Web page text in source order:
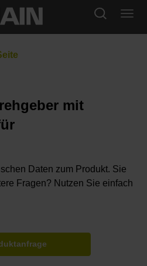
mit
Daten zum Produkt. Sie
Fragen? Nutzen Sie einfach